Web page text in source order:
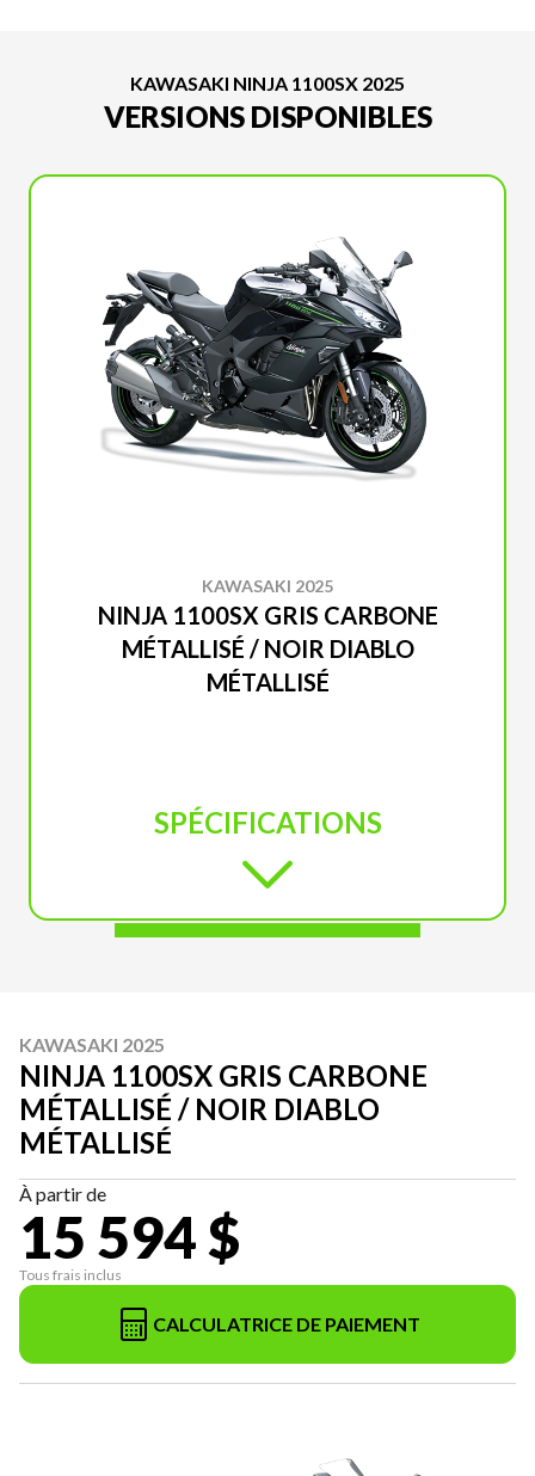
KAWASAKI NINJA 1100SX 2025
VERSIONS DISPONIBLES
KAWASAKI 2025
NINJA 1100SX GRIS CARBONE
MÉTALLISÉ / NOIR DIABLO
MÉTALLISÉ
SPÉCIFICATIONS
KAWASAKI 2025
NINJA 1100SX GRIS CARBONE
MÉTALLISÉ / NOIR DIABLO
MÉTALLISÉ
À partir de
15 594 $
Tous frais inclus
CALCULATRICE DE PAIEMENT